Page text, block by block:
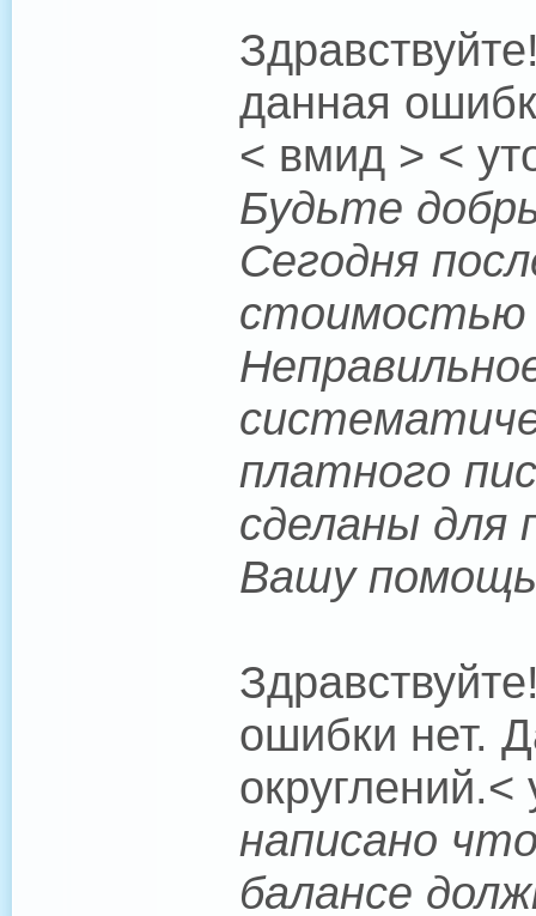
данная
< вмид > <
Будьте
Сегодня
стоимостью
платного
сделаны для
Вашу
ошибки нет.
написано
балансе